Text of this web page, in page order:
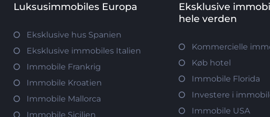
Luksusimmobiles Europa
Eksklusive hus Spanien
Eksklusive immobiles Italien
Immobile Frankrig
Immobile Kroatien
Immobile Mallorca
Immobile Sicilien
Eksklusive
hele verden
Kommercielle
Køb hotel
Immobile Florida
Investere i
Immobile USA